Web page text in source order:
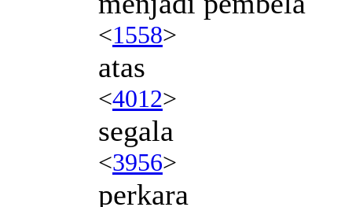
<1558>
atas
<4012>
segala
<3956>
perkara